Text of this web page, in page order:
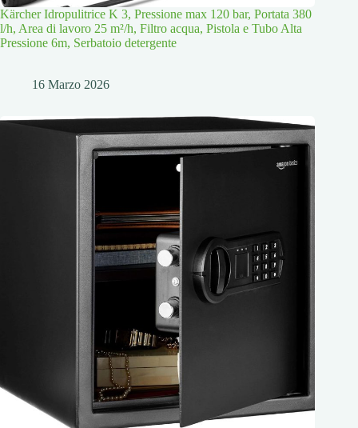
Kärcher Idropulitrice K 3, Pressione max 120 bar, Portata 380
l/h, Area di lavoro 25 m²/h, Filtro acqua, Pistola e Tubo Alta
Pressione 6m, Serbatoio detergente
16 Marzo 2026